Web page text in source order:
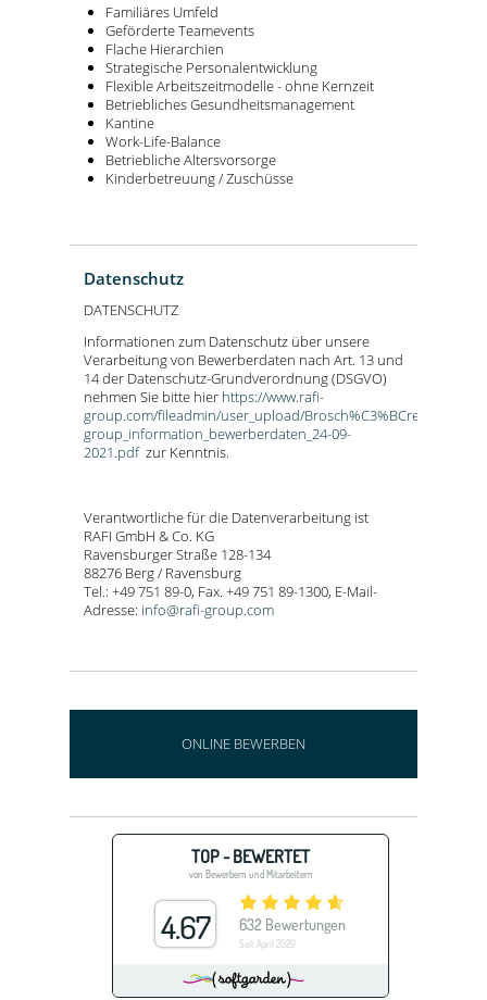
Familiäres Umfeld
Geförderte Teamevents
Flache Hierarchien
Strategische Personalentwicklung
Flexible Arbeitszeitmodelle - ohne Kernzeit
Betriebliches Gesundheitsmanagement
Kantine
Work-Life-Balance
Betriebliche Altersvorsorge
Kinderbetreuung / Zuschüsse
Datenschutz
DATENSCHUTZ
Informationen zum Datenschutz über unsere
Verarbeitung von Bewerberdaten nach Art. 13 und
14 der Datenschutz-Grundverordnung (DSGVO)
nehmen Sie bitte hier https://www.rafi-
group.com/fileadmin/user_upload/
group_information_bewerberdaten_24-09-
2021.pdfzur Kenntnis.
Verantwortliche für die Datenverarbeitung ist
RAFI GmbH & Co. KG
Ravensburger Straße 128-134
88276 Berg / Ravensburg
Tel.: +49 751 89-0, Fax. +49 751 89-1300, E-Mail-
Adresse: info@rafi-group.com
ONLINE BEWERBEN